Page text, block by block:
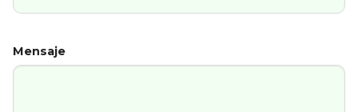
Mensaje